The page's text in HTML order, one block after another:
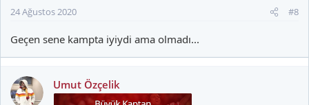
24 Ağustos 2020 #8
Geçen sene kampta iyiydi ama olmadı...
Umut Özçelik